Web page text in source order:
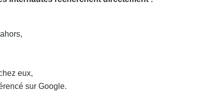
eux,
sur Google.